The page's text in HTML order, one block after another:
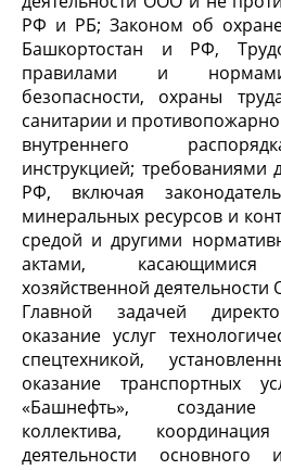
РФ и РБ; Законом об
Башкортостан и РФ,
правилами и
безопасности, охраны
санитарии и
внутреннего
инструкцией; требованиями
РФ, включая
минеральных ресурсов и
средой и другими
актами, касающимися
хозяйственной деятельности
Главной задачей
оказание услуг
спецтехникой,
оказание транспортных
«Башнефть», создание
коллектива,
деятельности основного